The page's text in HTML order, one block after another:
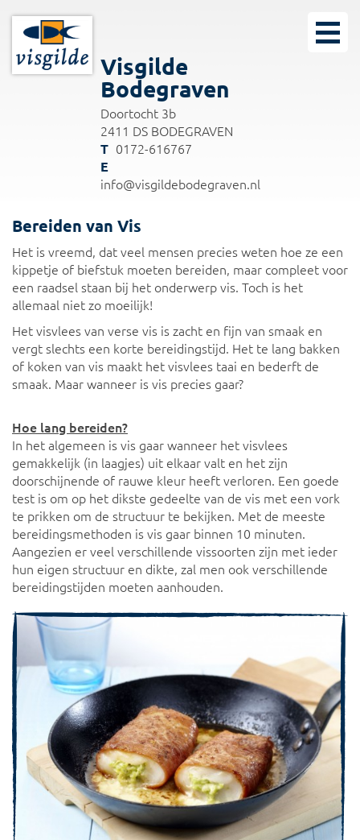
Visgilde
Bodegraven
Doortocht 3b
2411 DS BODEGRAVEN
0172-616767
info@visgildebodegraven.nl
Bereiden van Vis
Het is vreemd, dat veel mensen precies weten hoe ze een
kippetje of biefstuk moeten bereiden, maar compleet voor
een raadsel staan bij het onderwerp vis. Toch is het
allemaal niet zo moeilijk!
Het visvlees van verse vis is zacht en fijn van smaak en
vergt slechts een korte bereidingstijd. Het te lang bakken
of koken van vis maakt het visvlees taai en bederft de
smaak. Maar wanneer is vis precies gaar?
Hoe lang bereiden?
In het algemeen is vis gaar wanneer het visvlees
gemakkelijk (in laagjes) uit elkaar valt en het zijn
doorschijnende of rauwe kleur heeft verloren. Een goede
test is om op het dikste gedeelte van de vis met een vork
te prikken om de structuur te bekijken. Met de meeste
bereidingsmethoden is vis gaar binnen 10 minuten.
Aangezien er veel verschillende vissoorten zijn met ieder
hun eigen structuur en dikte, zal men ook verschillende
bereidingstijden moeten aanhouden.